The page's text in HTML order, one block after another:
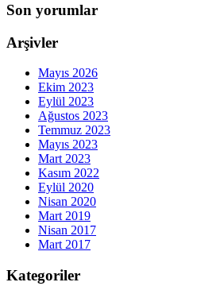
Son yorumlar
Arşivler
Mayıs 2026
Ekim 2023
Eylül 2023
Ağustos 2023
Temmuz 2023
Mayıs 2023
Mart 2023
Kasım 2022
Eylül 2020
Nisan 2020
Mart 2019
Nisan 2017
Mart 2017
Kategoriler